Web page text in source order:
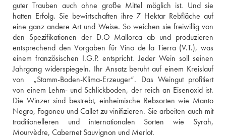
guter Trauben auch ohne große Mittel möglich ist. Und sie
hatten Erfolg. Sie bewirtschaften ihre 7 Hektar Rebfläche auf
eine ganz andere Art und Weise. So weichen sie freiwillig von
den Spezifikationen der D.O Mallorca ab und produzieren
entsprechend den Vorgaben für Vino de la Tierra (V.T.), was
einem französischen I.G.P. entspricht. Jeder Wein soll seinen
Jahrgang widerspiegeln. Ihr Ansatz beruht auf einem Kreislauf
von  „Stamm-Boden-Klima-Erzeuger“. Das Weingut profitiert
von einem Lehm- und Schlickboden, der reich an Eisenoxid ist.
Die Winzer sind bestrebt, einheimische Rebsorten wie Manto
Negro, Fogoneu und Callet zu vinifizieren. Sie arbeiten auch mit
traditionelleren und internationalen Sorten wie Syrah,
Mourvèdre, Cabernet Sauvignon und Merlot.